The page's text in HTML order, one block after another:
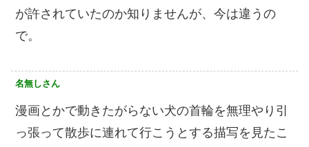
が許されていたのか知りませんが、今は違うの
で。
名無しさん
漫画とかで動きたがらない犬の首輪を無理やり引
っ張って散歩に連れて行こうとする描写を見たこ